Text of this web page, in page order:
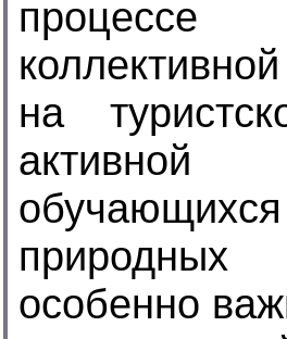
процессе
коллективной
на
активной
особенно